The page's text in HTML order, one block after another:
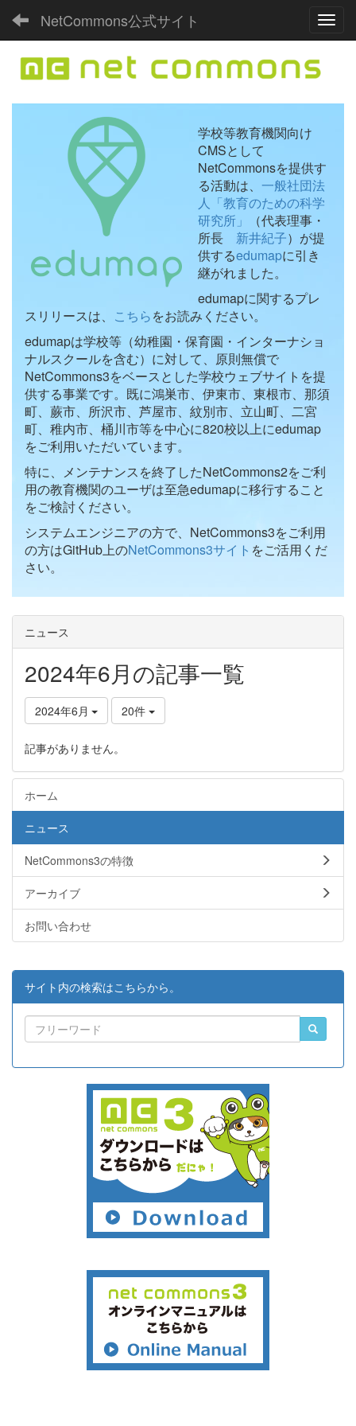
NetCommons公式サイト
学校等教育機関向け
CMSとして
NetCommonsを提供す
る活動は、 一般社団法
人「教育のための科学
研究所」
（代表理事・
所長 新井紀子）が提
供するedumapに引き
継がれました。
edumapに関するプレ
スリリースは、 こちらをお読みください。
edumapは学校等（幼稚園・保育園・インターナショ
ナルスクールを含む）に対して、原則無償で
NetCommons3をベースとした学校ウェブサイトを提
供する事業です。既に鴻巣市、伊東市、東根市、那須
町、蕨市、所沢市、芦屋市、紋別市、立山町、二宮
町、稚内市、桶川市等を中心に820校以上にedumap
をご利用いただいています。
特に、メンテナンスを終了したNetCommons2をご利
用の教育機関のユーザは至急edumapに移行すること
をご検討ください。
システムエンジニアの方で、NetCommons3をご利用
の方はGitHub上のNetCommons3サイト をご活用くだ
さい。
ニュース
2024年6月の記事一覧
2024年6月 20件
記事がありません。
ホーム
ニュース
NetCommons3の特徴
アーカイブ
お問い合わせ
サイト内の検索はこちらから。